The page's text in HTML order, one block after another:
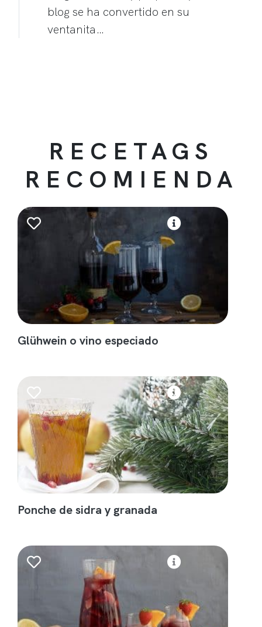
blog se ha convertido en su
ventanita…
RECETAGS
RECOMIENDA
Glühwein o vino especiado
Ponche de sidra y granada